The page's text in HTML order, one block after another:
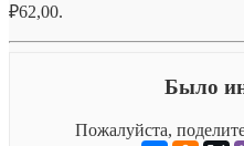
₽62,00.
Было
Пожалуйста,